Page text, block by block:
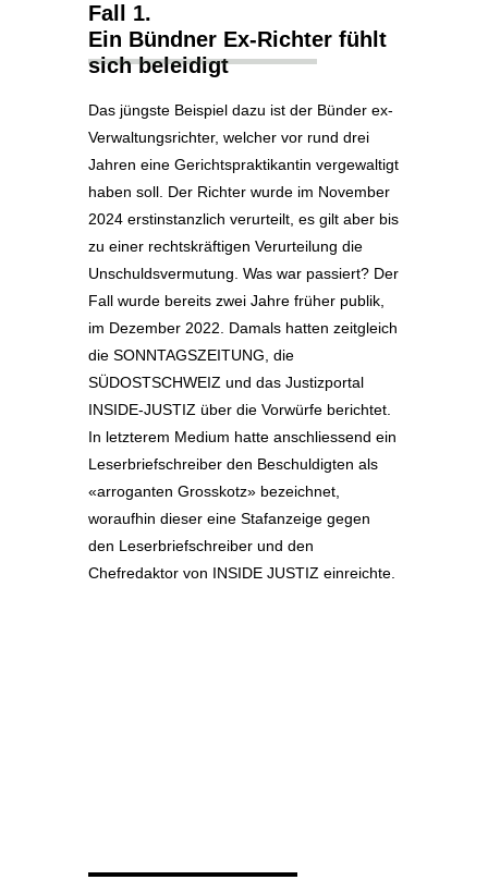
Fall 1.
Ein Bündner Ex-Richter fühlt
sich beleidigt
Das jüngste Beispiel dazu ist der Bünder ex-
Verwaltungsrichter, welcher vor rund drei
Jahren eine Gerichtspraktikantin vergewaltigt
haben soll. Der Richter wurde im November
2024 erstinstanzlich verurteilt, es gilt aber bis
zu einer rechtskräftigen Verurteilung die
Unschuldsvermutung. Was war passiert? Der
Fall wurde bereits zwei Jahre früher publik,
im Dezember 2022. Damals hatten zeitgleich
die SONNTAGSZEITUNG, die
SÜDOSTSCHWEIZ und das Justizportal
INSIDE-JUSTIZ über die Vorwürfe berichtet.
In letzterem Medium hatte anschliessend ein
Leserbriefschreiber den Beschuldigten als
«arroganten Grosskotz» bezeichnet,
woraufhin dieser eine Stafanzeige gegen
den Leserbriefschreiber und den
Chefredaktor von INSIDE JUSTIZ einreichte.